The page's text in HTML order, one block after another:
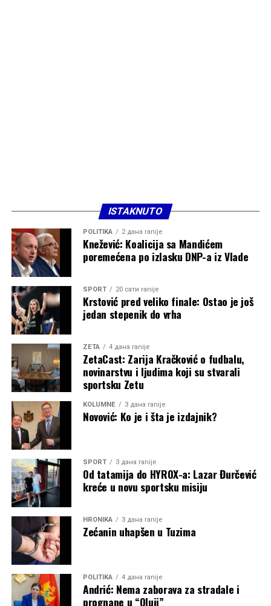
ISTAKNUTO
POLITIKA 2 дана ranije
Knežević: Koalicija sa Mandićem
poremećena po izlasku DNP-a iz Vlade
SPORT 20 сати ranije
Krstović pred veliko finale: Ostao je još
jedan stepenik do vrha
ZETA 4 дана ranije
ZetaCast: Zarija Kračković o fudbalu,
novinarstvu i ljudima koji su stvarali
sportsku Zetu
KOLUMNE 3 дана ranije
Novović: Ko je i šta je izdajnik?
SPORT 3 дана ranije
Od tatamija do HYROX-a: Lazar Đurčević
kreće u novu sportsku misiju
HRONIKA 3 дана ranije
Zećanin uhapšen u Tuzima
POLITIKA 4 дана ranije
Andrić: Nema zaborava za stradale i
prognane u “Oluji”